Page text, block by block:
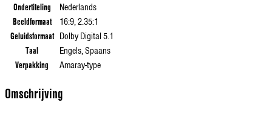
Ondertiteling
Nederlands
Beeldformaat
16:9, 2.35:1
Geluidsformaat Dolby Digital 5.1
Taal
Engels, Spaans
Verpakking
Amaray-type
Omschrijving